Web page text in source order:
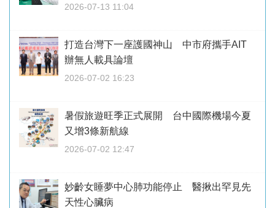
2026-07-13 11:04
打造台灣下一座護國神山 中市府攜手AIT
辦無人載具論壇
2026-07-02 16:23
暑假旅遊旺季正式展開 台中國際機場今夏
又增3條新航線
2026-07-02 12:47
妙齡女睡夢中心肺功能停止 醫揪出罕見先
天性心臟病